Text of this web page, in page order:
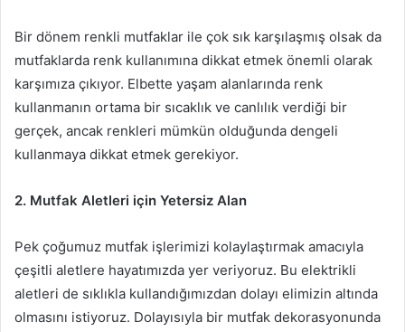
Bir dönem renkli mutfaklar ile çok sık karşılaşmış olsak da
mutfaklarda renk kullanımına dikkat etmek önemli olarak
karşımıza çıkıyor. Elbette yaşam alanlarında renk
kullanmanın ortama bir sıcaklık ve canlılık verdiği bir
gerçek, ancak renkleri mümkün olduğunda dengeli
kullanmaya dikkat etmek gerekiyor.
2. Mutfak Aletleri için Yetersiz Alan
Pek çoğumuz mutfak işlerimizi kolaylaştırmak amacıyla
çeşitli aletlere hayatımızda yer veriyoruz. Bu elektrikli
aletleri de sıklıkla kullandığımızdan dolayı elimizin altında
olmasını istiyoruz. Dolayısıyla bir mutfak dekorasyonunda